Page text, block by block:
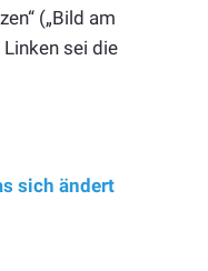
(„Bild am
Linken sei die
sich ändert